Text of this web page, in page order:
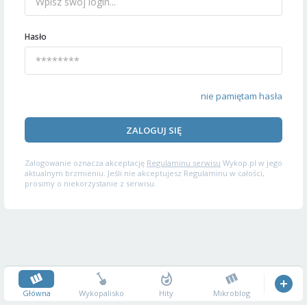
Hasło
nie pamiętam hasła
ZALOGUJ SIĘ
Zalogowanie oznacza akceptację Regulaminu serwisu Wykop.pl w jego
aktualnym brzmieniu. Jeśli nie akceptujesz Regulaminu w całości,
prosimy o niekorzystanie z serwisu.
Główna Wykopalisko Hity Mikroblog